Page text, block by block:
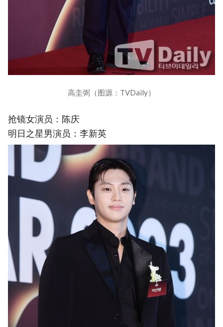
高圭弼（图源：TVDaily）
抢镜女演员：陈庆
明日之星男演员：李新英